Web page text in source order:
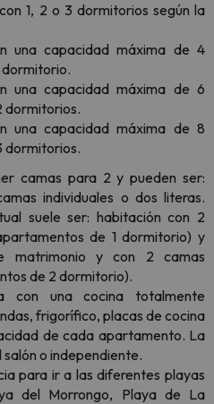
1, 2 o 3 dormitorios según la
una capacidad máxima de 4
dormitorio.
una capacidad máxima de 6
dormitorios.
una capacidad máxima de 8
dormitorios.
camas para 2 y pueden ser:
individuales o dos literas.
suele ser: habitación con 2
de 1 dormitorio) y
matrimonio y con 2 camas
de 2 dormitorio).
con una cocina totalmente
frigorífico, placas de cocina
de cada apartamento. La
o independiente.
para ir a las diferentes playas
del Morrongo, Playa de La